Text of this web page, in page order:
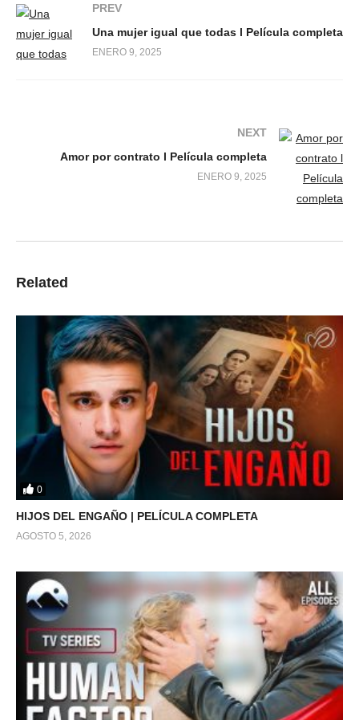
PREV
Una mujer igual que todas l Película completa
ENERO 9, 2025
NEXT
Amor por contrato l Película completa
ENERO 9, 2025
Related
0
HIJOS DEL ENGAÑO | PELÍCULA COMPLETA
AGOSTO 5, 2026